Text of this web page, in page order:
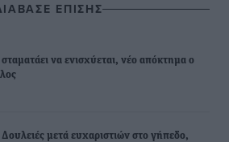
ΕΠΙΣΗΣ
να ενισχύεται, νέο απόκτημα ο
μετά ευχαριστιών στο γήπεδο,